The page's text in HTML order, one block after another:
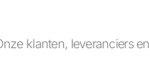
klanten, leveranciers